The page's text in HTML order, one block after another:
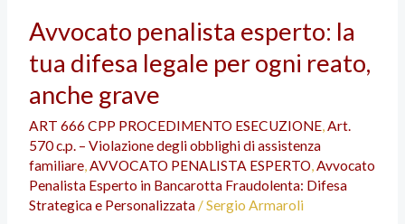
Avvocato penalista esperto: la
tua difesa legale per ogni reato,
anche grave
ART 666 CPP PROCEDIMENTO ESECUZIONE,Art.
570 c.p. – Violazione degli obblighi di assistenza
familiare,AVVOCATO PENALISTA ESPERTO,Avvocato
Penalista Esperto in Bancarotta Fraudolenta: Difesa
Strategica e Personalizzata/Sergio Armaroli
penalista
esperto:
tua
difesa
legale
per
ogni